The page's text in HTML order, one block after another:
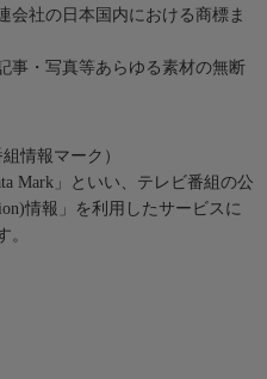
会社の日本国内における商標ま
事・写真等あらゆる素材の無断
情報マーク）
Mark」といい、テレビ番組の公
情報」を利用したサービスに
。